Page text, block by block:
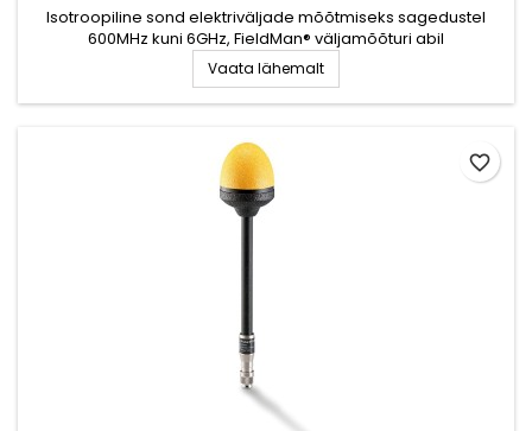
Isotroopiline sond elektriväljade mõõtmiseks sagedustel
600MHz kuni 6GHz, FieldMan® väljamõõturi abil
Vaata lähemalt
favorite_border